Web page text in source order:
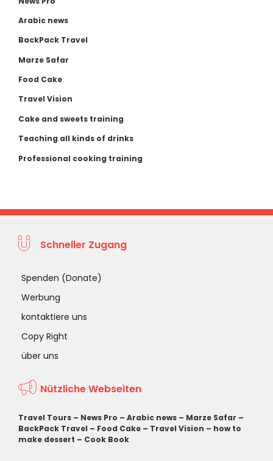
Arabic news
BackPack Travel
Marze Safar
Food Cake
Travel Vision
Cake and sweets training
Teaching all kinds of drinks
Professional cooking training
Schneller Zugang
Spenden (Donate)
Werbung
kontaktiere uns
Copy Right
über uns
Nützliche Webseiten
Travel Tours – News Pro – Arabic news – Marze Safar –
BackPack Travel – Food Cake – Travel Vision – how to
make dessert – Cook Book